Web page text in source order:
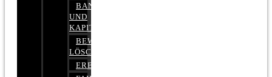
BANK-
UND
KAPITALMARKTRECHT
BEWERTUNGEN
LÖSCHEN
ERBRECHT